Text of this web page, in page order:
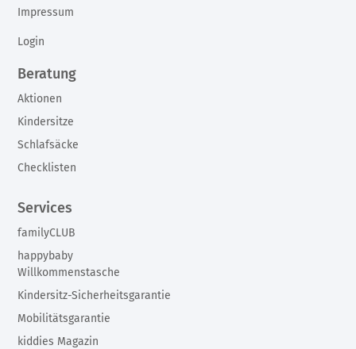
Beratung
Aktionen
Kindersitze
Schlafsäcke
Checklisten
Services
familyCLUB
happybaby
Willkommenstasche
Kindersitz-Sicherheitsgarantie
Mobilitätsgarantie
kiddies Magazin
Impressum
Login